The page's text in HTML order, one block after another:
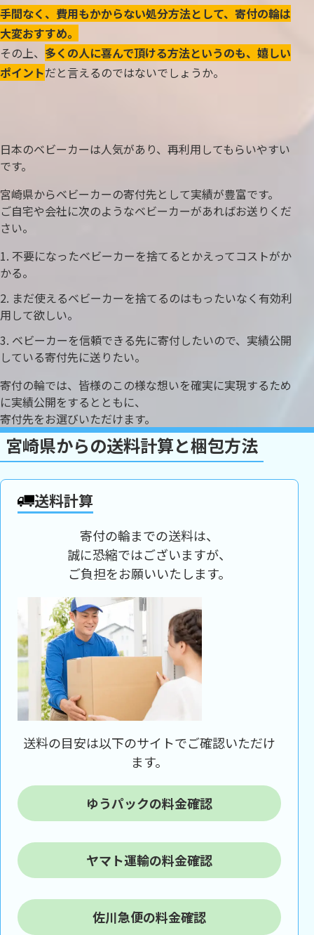
手間なく、費用もかからない処分方法として、寄付の輪は
大変おすすめ。
その上、 多くの人に喜んで頂ける方法というのも、嬉しい
ポイントだと言えるのではないでしょうか。
日本のベビーカーは人気があり、再利用してもらいやすい
です。
宮崎県からベビーカーの寄付先として実績が豊富です。
ご自宅や会社に次のようなベビーカーがあればお送りくだ
さい。
不要になったベビーカーを捨てるとかえってコストがか
かる。
まだ使えるベビーカーを捨てるのはもったいなく有効利
用して欲しい。
ベビーカーを信頼できる先に寄付したいので、実績公開
している寄付先に送りたい。
寄付の輪では、皆様のこの様な想いを確実に実現するため
に実績公開をするとともに、
寄付先をお選びいただけます。
宮崎県からの送料計算と梱包方法
送料計算
寄付の輪までの送料は、
誠に恐縮ではございますが、
ご負担をお願いいたします。
送料の目安は以下のサイトでご確認いただけ
ます。
ゆうパックの料金確認
ヤマト運輸の料金確認
佐川急便の料金確認